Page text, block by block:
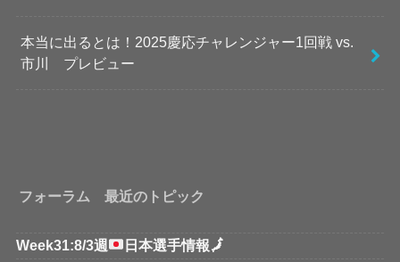
本当に出るとは！2025慶応チャレンジャー1回戦 vs.
市川 プレビュー
フォーラム 最近のトピック
Week31:8/3週 日本選手情報🗾